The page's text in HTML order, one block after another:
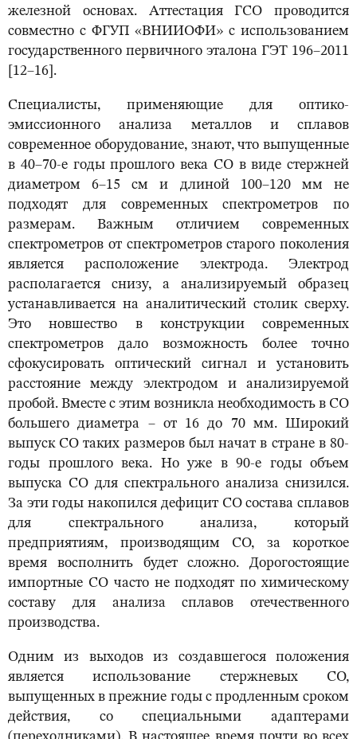
железной основах. Аттестация ГСО проводится
совместно с ФГУП «ВНИИОФИ» с использованием
государственного первичного эталона ГЭТ 196–2011
[12–16].
Специалисты, применяющие для оптико-
эмиссионного анализа металлов и сплавов
современное оборудование, знают, что выпущенные
в 40–70-е годы прошлого века СО в виде стержней
диаметром 6–15 см и длиной 100–120 мм не
подходят для современных спектрометров по
размерам. Важным отличием современных
спектрометров от спектрометров старого поколения
является расположение электрода. Электрод
располагается снизу, а анализируемый образец
устанавливается на аналитический столик сверху.
Это новшество в конструкции современных
спектрометров дало возможность более точно
сфокусировать оптический сигнал и установить
расстояние между электродом и анализируемой
пробой. Вместе с этим возникла необходимость в СО
большего диаметра – от 16 до 70 мм. Широкий
выпуск СО таких размеров был начат в стране в 80-
годы прошлого века. Но уже в 90-е годы объем
выпуска СО для спектрального анализа снизился.
За эти годы накопился дефицит СО состава сплавов
для спектрального анализа, который
предприятиям, производящим СО, за короткое
время восполнить будет сложно. Дорогостоящие
импортные СО часто не подходят по химическому
составу для анализа сплавов отечественного
производства.
Одним из выходов из создавшегося положения
является использование стержневых СО,
выпущенных в прежние годы с продленным сроком
действия, со специальными адаптерами